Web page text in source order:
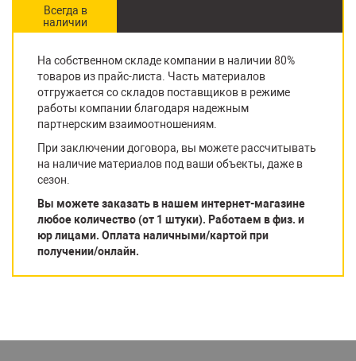
Всегда в
наличии
На собственном складе компании в наличии 80%
товаров из прайс-листа. Часть материалов
отгружается со складов поставщиков в режиме
работы компании благодаря надежным
партнерским взаимоотношениям.
При заключении договора, вы можете рассчитывать
на наличие материалов под ваши объекты, даже в
сезон.
Вы можете заказать в нашем интернет-магазине
любое количество (от 1 штуки). Работаем в физ. и
юр лицами. Оплата наличными/картой при
получении/онлайн.